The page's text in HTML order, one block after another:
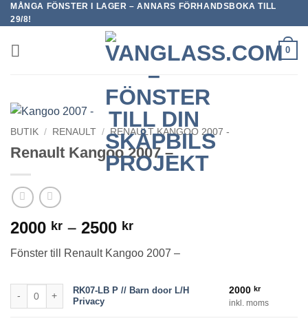
Skip
to
content
MÅNGA FÖNSTER I LAGER – ANNARS FÖRHANDSBOKA TILL
29/8!
0
BUTIK / RENAULT / RENAULT KANGOO 2007 -
Renault Kangoo 2007 –
2000 kr – 2500 krPrisintervall:
till
Fönster till Renault Kangoo 2007 –
RK07-LB P // Barn door L/H Privacy mängd
RK07-LB P // Barn door L/H
Privacy
2000kr
inkl. moms